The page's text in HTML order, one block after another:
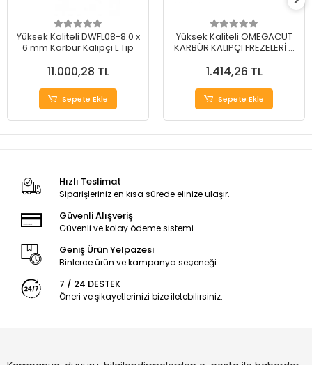
Yüksek Kaliteli DWFL08-8.0 x
6 mm Karbür Kalıpçı L Tip
11.000,28 TL
Sepete Ekle
Yüksek Kaliteli OMEGACUT
KARBÜR KALIPÇI FREZELERİ H
1.414,26 TL
Sepete Ekle
Hızlı Teslimat
Siparişleriniz en kısa sürede elinize ulaşır.
Güvenli Alışveriş
Güvenli ve kolay ödeme sistemi
Geniş Ürün Yelpazesi
Binlerce ürün ve kampanya seçeneği
7 / 24 DESTEK
Öneri ve şikayetlerinizi bize iletebilirsiniz.